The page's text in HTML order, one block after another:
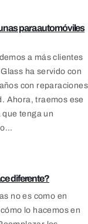
para automóviles
a más clientes
ha servido con
con reparaciones
Ahora, traemos ese
que tenga un
diferente?
no es como en
lo hacemos en